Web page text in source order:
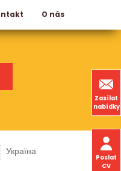
O nás
Zasílat
nabídky
Poslat
CV
Україна